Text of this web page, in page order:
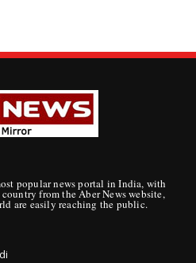
popular news portal in India, with
from the Aber News website,
are easily reaching the public.